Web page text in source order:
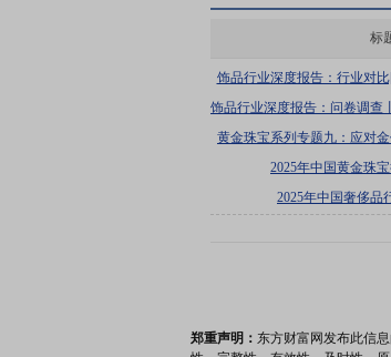
标
饰品行业深度报告：行业对
饰品行业深度报告：问卷调
黄金珠宝系列专题九：应对
2025年中国黄金珠
2025年中国奢侈品
郑重声明： 东方财富网发布此信